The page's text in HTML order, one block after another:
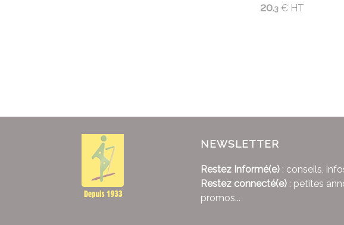
20.3 € HT
NEWSLETTER
Restez Informé(e) : conseils,
Restez connecté(e) : petites
promos...